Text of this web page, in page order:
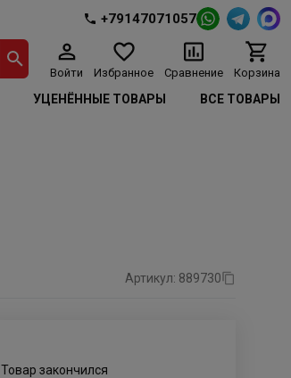
+79147071057
Войти Избранное Сравнение Корзина
УЦЕНЁННЫЕ ТОВАРЫ ВСЕ ТОВАРЫ
Артикул: 889730
Товар закончился